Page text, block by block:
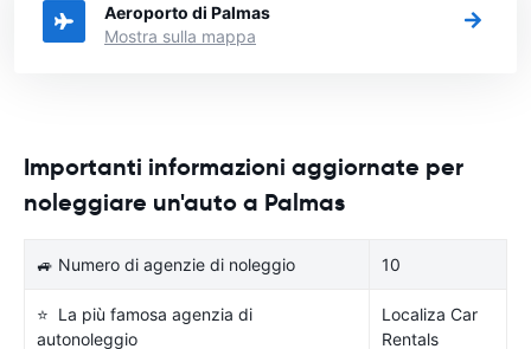
Aeroporto di Palmas
Mostra sulla mappa
Importanti informazioni aggiornate per
noleggiare un'auto a Palmas
🚙 Numero di agenzie di noleggio 10
⭐ La più famosa agenzia di
autonoleggio
Localiza Car
Rentals